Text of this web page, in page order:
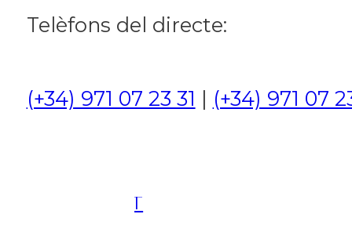
Telèfons del directe:
(+34) 971 07 23 31 | (+34) 971 07
CULTURA I
ESPORTS
AMBIENT